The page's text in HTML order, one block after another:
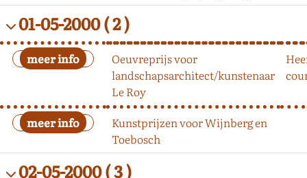
01-05-2000( 2 )
Oeuvreprijs voor
landschapsarchitect/kunstenaar
Le Roy
Kunstprijzen voor Wijnberg en
Toebosch
02-05-2000( 3 )